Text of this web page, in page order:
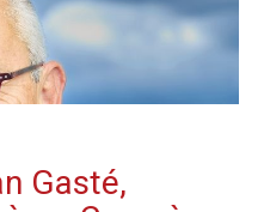
Gasté,